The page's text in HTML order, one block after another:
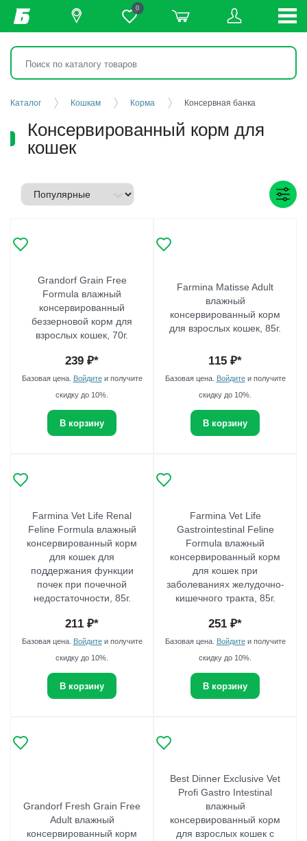
0
Каталог Кошкам Корма Консервная банка
Консервированный корм для
кошек
Grandorf Grain Free
Formula влажный
консервированный
беззерновой корм для
взрослых кошек, 70г.
239 ₽*
Базовая цена. Войдитеи получите
скидку до 10%.
В корзину
Farmina Matisse Adult
влажный
консервированный корм
для взрослых кошек, 85г.
115 ₽*
Базовая цена. Войдитеи получите
скидку до 10%.
В корзину
Farmina Vet Life Renal
Feline Formula влажный
консервированный корм
для кошек для
поддержания функции
почек при почечной
недостаточности, 85г.
211 ₽*
Базовая цена. Войдитеи получите
скидку до 10%.
В корзину
Farmina Vet Life
Gastrointestinal Feline
Formula влажный
консервированный корм
для кошек при
заболеваниях желудочно-
кишечного тракта, 85г.
251 ₽*
Базовая цена. Войдитеи получите
скидку до 10%.
В корзину
Grandorf Fresh Grain Free
Adult влажный
консервированный корм
Best Dinner Exclusive Vet
Profi Gastro Intestinal
влажный
консервированный корм
для взрослых кошек с